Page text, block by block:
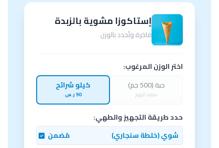
إستاكوزا مشوية بالزبدة
فاخرة وتُحدد بالوزن
اختر الوزن المرغوب:
حبة (500 جم)
منفذ اليوم
كيلو شرائح
90 ر.س
حدد طريقة التجهيز والطهي:
شوي (خلطة سنجاري)
مُضمن